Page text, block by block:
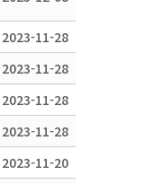
2023-11-28
2023-11-28
2023-11-28
2023-11-28
2023-11-20